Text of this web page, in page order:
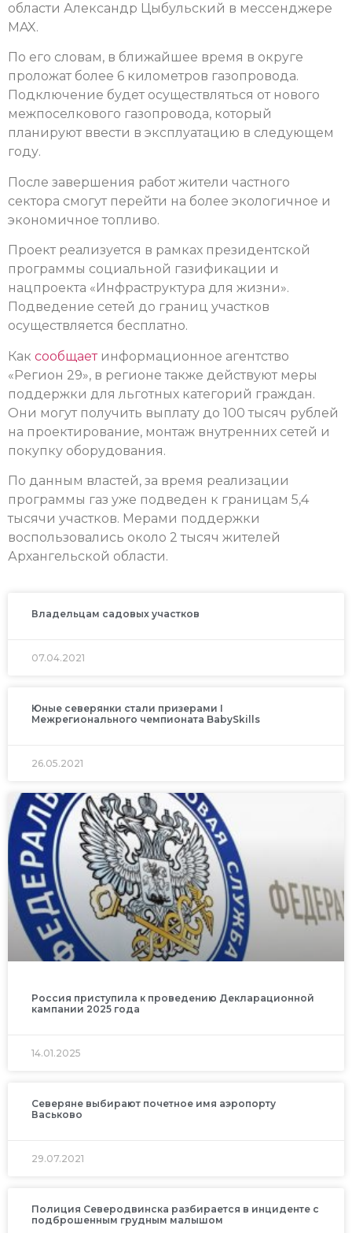
области Александр Цыбульский в мессенджере
MAX.
По его словам, в ближайшее время в округе
проложат более 6 километров газопровода.
Подключение будет осуществляться от нового
межпоселкового газопровода, который
планируют ввести в эксплуатацию в следующем
году.
После завершения работ жители частного
сектора смогут перейти на более экологичное и
экономичное топливо.
Проект реализуется в рамках президентской
программы социальной газификации и
нацпроекта «Инфраструктура для жизни».
Подведение сетей до границ участков
осуществляется бесплатно.
Как сообщаетинформационное агентство
«Регион 29», в регионе также действуют меры
поддержки для льготных категорий граждан.
Они могут получить выплату до 100 тысяч рублей
на проектирование, монтаж внутренних сетей и
покупку оборудования.
По данным властей, за время реализации
программы газ уже подведен к границам 5,4
тысячи участков. Мерами поддержки
воспользовались около 2 тысяч жителей
Архангельской области.
Владельцам садовых участков
07.04.2021
Юные северянки стали призерами I
Межрегионального чемпионата BabySkills
26.05.2021
Россия приступила к проведению Декларационной
кампании 2025 года
14.01.2025
Северяне выбирают почетное имя аэропорту
Васьково
29.07.2021
Полиция Северодвинска разбирается в инциденте с
подброшенным грудным малышом